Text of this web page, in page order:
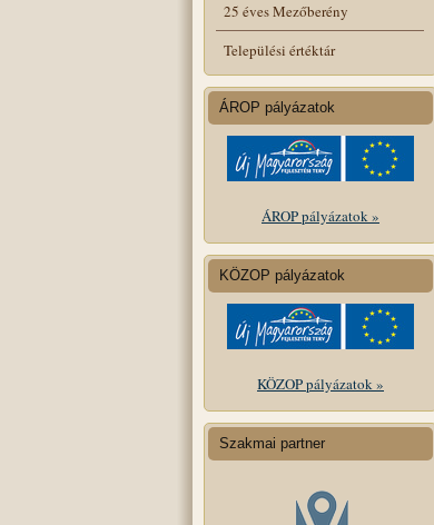
25 éves Mezőberény
Települési értéktár
ÁROP pályázatok
ÁROP pályázatok »
KÖZOP pályázatok
KÖZOP pályázatok »
Szakmai partner